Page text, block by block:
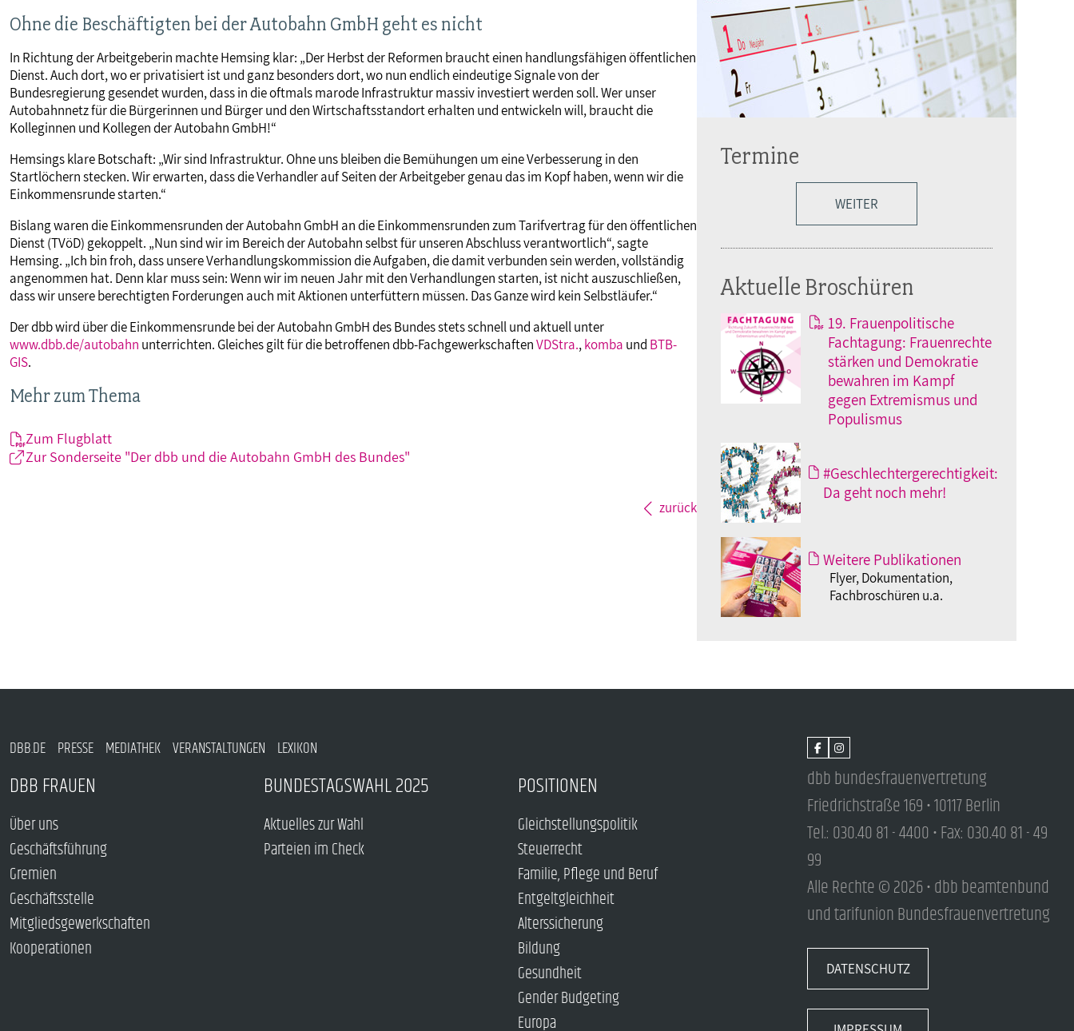
Ohne die Beschäftigten bei der Autobahn GmbH geht es nicht
In Richtung der Arbeitgeberin machte Hemsing klar: „Der Herbst der Reformen braucht einen handlungsfähigen öffentlichen
Dienst. Auch dort, wo er privatisiert ist und ganz besonders dort, wo nun endlich eindeutige Signale von der
Bundesregierung gesendet wurden, dass in die oftmals marode Infrastruktur massiv investiert werden soll. Wer unser
Autobahnnetz für die Bürgerinnen und Bürger und den Wirtschaftsstandort erhalten und entwickeln will, braucht die
Kolleginnen und Kollegen der Autobahn GmbH!“
Hemsings klare Botschaft: „Wir sind Infrastruktur. Ohne uns bleiben die Bemühungen um eine Verbesserung in den
Startlöchern stecken. Wir erwarten, dass die Verhandler auf Seiten der Arbeitgeber genau das im Kopf haben, wenn wir die
Einkommensrunde starten.“
Bislang waren die Einkommensrunden der Autobahn GmbH an die Einkommensrunden zum Tarifvertrag für den öffentlichen
Dienst (TVöD) gekoppelt. „Nun sind wir im Bereich der Autobahn selbst für unseren Abschluss verantwortlich“, sagte
Hemsing. „Ich bin froh, dass unsere Verhandlungskommission die Aufgaben, die damit verbunden sein werden, vollständig
angenommen hat. Denn klar muss sein: Wenn wir im neuen Jahr mit den Verhandlungen starten, ist nicht auszuschließen,
dass wir unsere berechtigten Forderungen auch mit Aktionen unterfüttern müssen. Das Ganze wird kein Selbstläufer.“
Der dbb wird über die Einkommensrunde bei der Autobahn GmbH des Bundes stets schnell und aktuell unter
www.dbb.de/autobahn unterrichten. Gleiches gilt für die betroffenen dbb-FachgewerkschaftenVDStra.,komba und BTB-
GIS.
Mehr zum Thema
Zum Flugblatt
Zur Sonderseite "Der dbb und die Autobahn GmbH des Bundes"
zurück
Termine
WEITER
Aktuelle Broschüren
19. Frauenpolitische
Fachtagung: Frauenrechte
stärken und Demokratie
bewahren im Kampf
gegen Extremismus und
Populismus
#Geschlechtergerechtigkeit:
Da geht noch mehr!
Weitere Publikationen
Flyer, Dokumentation,
Fachbroschüren u.a.
DBB.DE PRESSE MEDIATHEK VERANSTALTUNGEN LEXIKON
DBB FRAUEN
Über uns
Geschäftsführung
Gremien
Geschäftsstelle
Mitgliedsgewerkschaften
Kooperationen
BUNDESTAGSWAHL 2025
Aktuelles zur Wahl
Parteien im Check
POSITIONEN
Gleichstellungspolitik
Steuerrecht
Familie, Pflege und Beruf
Entgeltgleichheit
Alterssicherung
Bildung
Gesundheit
Gender Budgeting
Europa
dbb bundesfrauenvertretung
Friedrichstraße 169 • 10117 Berlin
Tel.: 030.40 81 - 4400 • Fax: 030.40 81 - 49
99
Alle Rechte © 2026 • dbb beamtenbund
und tarifunion Bundesfrauenvertretung
DATENSCHUTZ